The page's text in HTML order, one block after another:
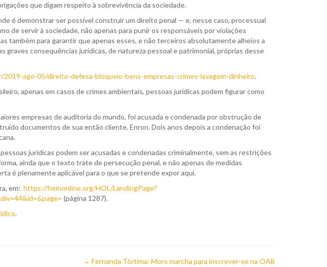
que digam respeito à sobrevivência da sociedade.
é demonstrar ser possível construir um direito penal — e, nesse caso, processual
de servir à sociedade, não apenas para punir os responsáveis por violações
também para garantir que apenas esses, e não terceiros absolutamente alheios a
graves consequências jurídicas, de natureza pessoal e patrimonial, próprias desse
ago-05/direito-defesa-bloqueio-bens-empresas-crimes-lavagem-dinheiro.
apenas em casos de crimes ambientais, pessoas jurídicas podem figurar como
empresas de auditoria do mundo, foi acusada e condenada por obstrução de
documentos de sua então cliente, Enron. Dois anos depois a condenação foi
jurídicas podem ser acusadas e condenadas criminalmente, sem as restrições
ainda que o texto trate de persecução penal, e não apenas de medidas
é plenamente aplicável para o que se pretende expor aqui.
em: https://heinonline.org/HOL/LandingPage?
(página 1287).
.
→ Fernanda Tórtima: Moro marcha para inscrever-se na OAB